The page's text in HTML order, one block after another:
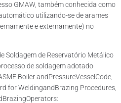
GMAW, também conhecida como
utilizando-se de arames
e externamente) no
Soldagem de Reservatório Metálico
de soldagem adotado
Boiler andPressureVesselCode,
for WeldingandBrazing Procedures,